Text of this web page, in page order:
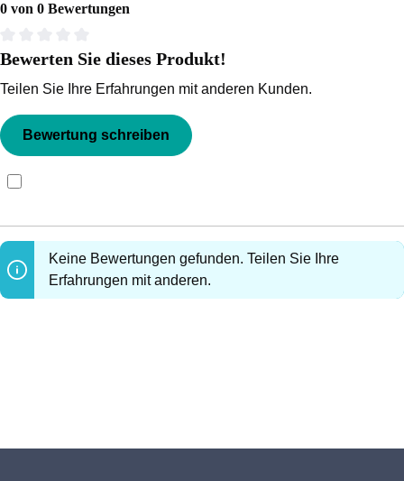
0 von 0 Bewertungen
Durchschnittliche Bewertung von 0 von 5 Sternen
Bewerten Sie dieses Produkt!
Teilen Sie Ihre Erfahrungen mit anderen Kunden.
Bewertung schreiben
Keine Bewertungen gefunden. Teilen Sie Ihre
Erfahrungen mit anderen.